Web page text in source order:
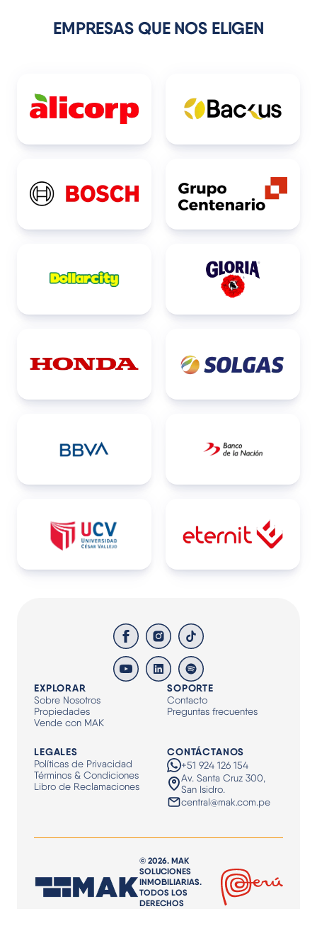
EMPRESAS QUE NOS ELIGEN
EXPLORAR
Sobre Nosotros
Propiedades
Vende con MAK
SOPORTE
Contacto
Preguntas frecuentes
LEGALES
Políticas de Privacidad
Términos & Condiciones
Libro de Reclamaciones
CONTÁCTANOS
+51 924 126 154
Av. Santa Cruz 300,
San Isidro.
central@mak.com.pe
© 2026. MAK
SOLUCIONES
INMOBILIARIAS.
TODOS LOS
DERECHOS